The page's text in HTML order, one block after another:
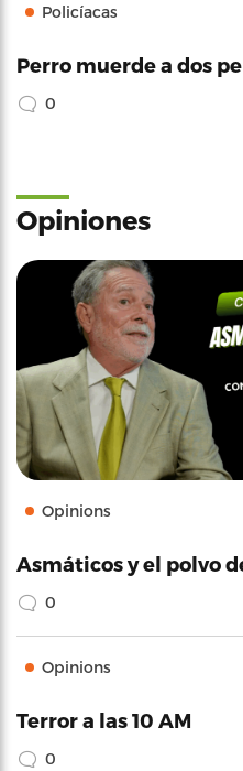
Policíacas
Perro muerde a dos
0
Opiniones
Opinions
Asmáticos y el polvo
0
Opinions
Terror a las 10 AM
0